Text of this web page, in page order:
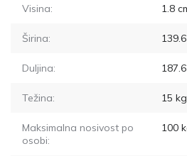
Visina: 1.8
Širina: 139.6
Duljina: 187.6
Težina: 15 kg
Maksimalna nosivost po
osobi:
100